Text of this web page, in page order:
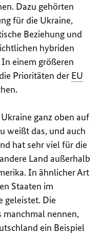
Dazu gehörten
für die Ukraine,
Beziehung und
hybriden
einem größeren
Prioritäten der EU
ganz oben auf
weißt das, und auch
hat sehr viel für die
Land außerhalb
In ähnlicher Art
Staaten im
geleistet. Die
manchmal nennen,
ein Beispiel